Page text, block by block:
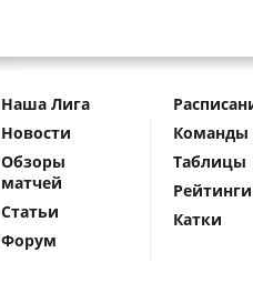
Наша Лига
Новости
Обзоры
матчей
Статьи
Форум
Команды
Таблицы
Рейтинги
Катки